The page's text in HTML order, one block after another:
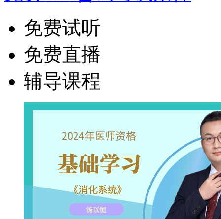
免费试听
免费直播
辅导课程